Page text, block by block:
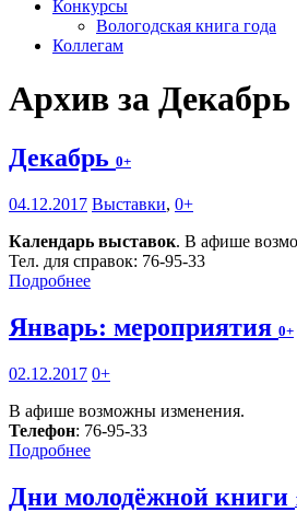
Конкурсы
Вологодская книга года
Коллегам
Архив за Декабрь
Декабрь 0+
04.12.2017 Выставки, 0+
Календарь выставок. В афише
Тел. для справок: 76-95-33
Подробнее
Январь: мероприятия 0+
02.12.2017 0+
В афише возможны изменения.
Телефон: 76-95-33
Подробнее
Дни молодёжной книги